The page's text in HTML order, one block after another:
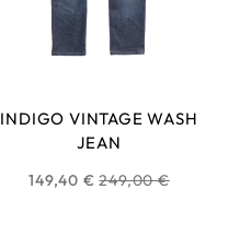
INDIGO VINTAGE WASH
JEAN
149,40 € Prix
249,00 €